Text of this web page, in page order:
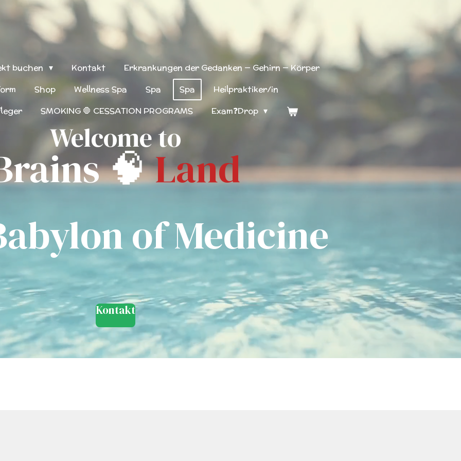
buchen Kontakt
Erkrankungen der Gedanken — Gehirn — Körper
Shop Wellness Spa Spa Spa
Heilpraktiker/in
SMOKING 🛑 CESSATION PROGRAMS Exam❓Drop
Welcome to
🧠Land
of Medicine
Kontakt